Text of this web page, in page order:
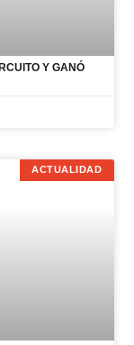
Y GANÓ
ACTUALIDAD